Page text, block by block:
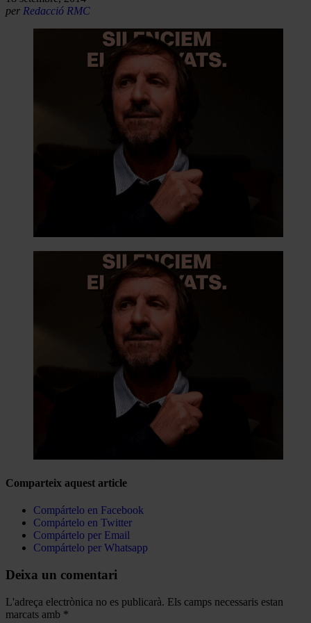
per Redacció RMC
Comparteix aquest article
Compártelo en Facebook
Compártelo en Twitter
Compártelo per Email
Compártelo per Whatsapp
Deixa un comentari
L'adreça electrònica no es publicarà. Els camps necessaris estan
marcats amb *